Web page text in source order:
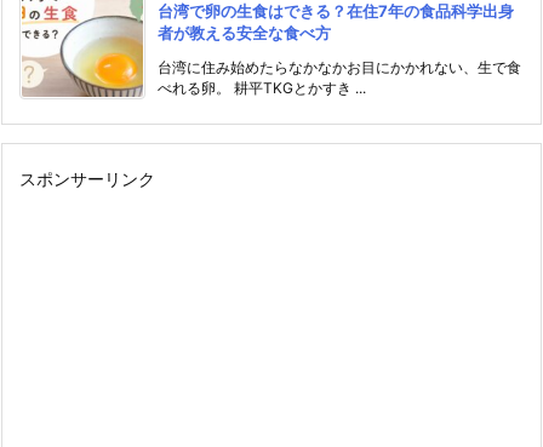
台湾で卵の生食はできる？在住7年の食品科学出身
者が教える安全な食べ方
台湾に住み始めたらなかなかお目にかかれない、生で食
べれる卵。 耕平TKGとかすき ...
スポンサーリンク